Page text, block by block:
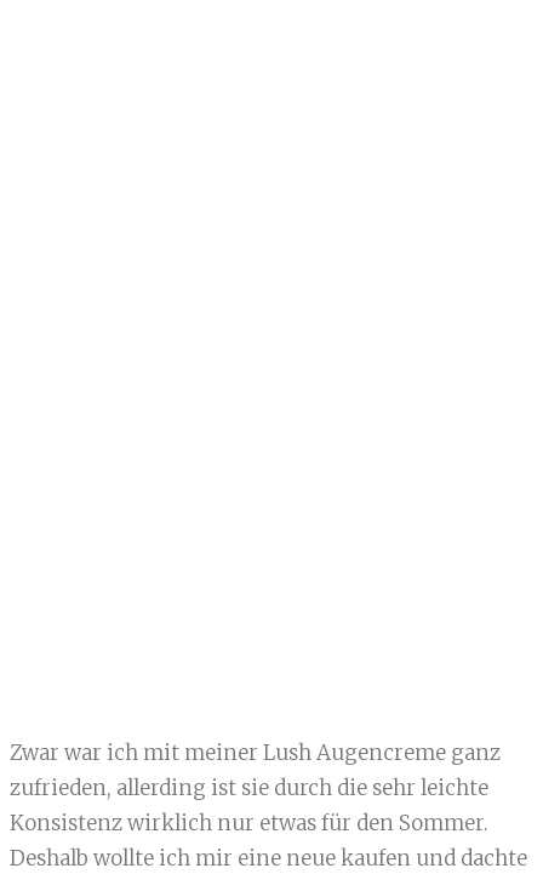
Zwar war ich mit meiner Lush Augencreme ganz
zufrieden, allerding ist sie durch die sehr leichte
Konsistenz wirklich nur etwas für den Sommer.
Deshalb wollte ich mir eine neue kaufen und dachte